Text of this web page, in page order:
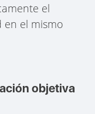
el
el mismo
objetiva